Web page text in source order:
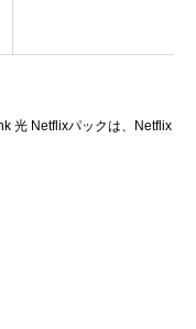
光 Netflixパックは、Netflix